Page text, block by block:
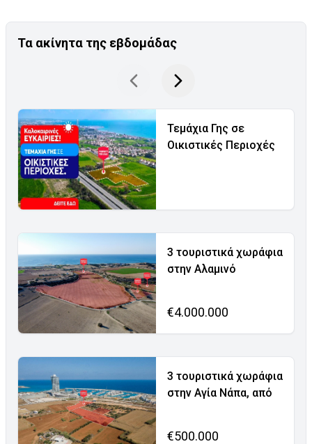
Τα ακίνητα της εβδομάδας
Τεμάχια Γης σε
Οικιστικές Περιοχές
3 τουριστικά χωράφια
στην Αλαμινό
€4.000.000
3 τουριστικά χωράφια
στην Αγία Νάπα, από
€500.000